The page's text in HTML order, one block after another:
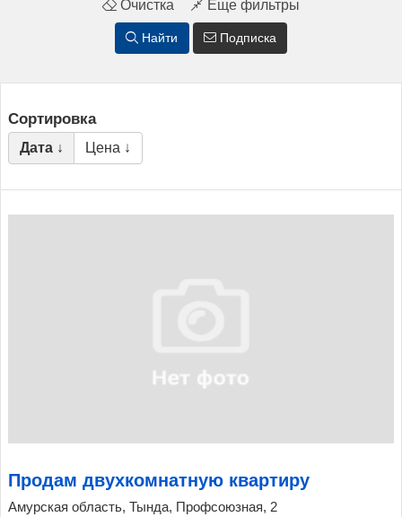
Очистка Еще фильтры
Найти Подписка
Сортировка
Дата ↓ Цена ↓
Продам двухкомнатную квартиру
Амурская область, Тында, Профсоюзная, 2